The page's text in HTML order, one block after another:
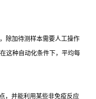
除加待测样本需要人工操作
这种自动化条件下，平均每
，并能利用某些非免疫反应